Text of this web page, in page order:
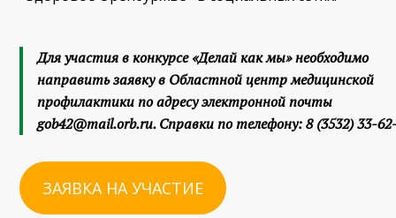
Для участия в конкурсе «Делай как мы» необходимо
направить заявку в Областной центр медицинской
профилактики по адресу электронной почты
gob42@mail.orb.ru. Справки по телефону: 8 (3532) 33-
ЗАЯВКА НА УЧАСТИЕ